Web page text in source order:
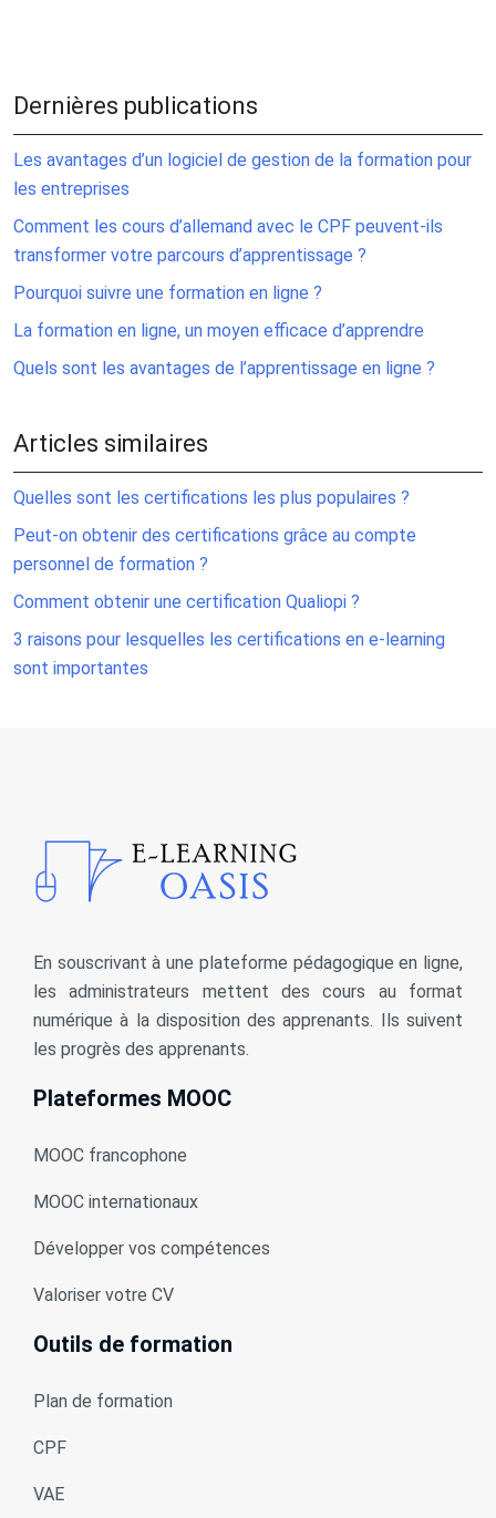
Dernières publications
Les avantages d’un logiciel de gestion de la formation pour
les entreprises
Comment les cours d’allemand avec le CPF peuvent-ils
transformer votre parcours d’apprentissage ?
Pourquoi suivre une formation en ligne ?
La formation en ligne, un moyen efficace d’apprendre
Quels sont les avantages de l’apprentissage en ligne ?
Articles similaires
Quelles sont les certifications les plus populaires ?
Peut-on obtenir des certifications grâce au compte
personnel de formation ?
Comment obtenir une certification Qualiopi ?
3 raisons pour lesquelles les certifications en e-learning
sont importantes
En souscrivant à une plateforme pédagogique en ligne,
les administrateurs mettent des cours au format
numérique à la disposition des apprenants. Ils suivent
les progrès des apprenants.
Plateformes MOOC
MOOC francophone
MOOC internationaux
Développer vos compétences
Valoriser votre CV
Outils de formation
Plan de formation
CPF
VAE